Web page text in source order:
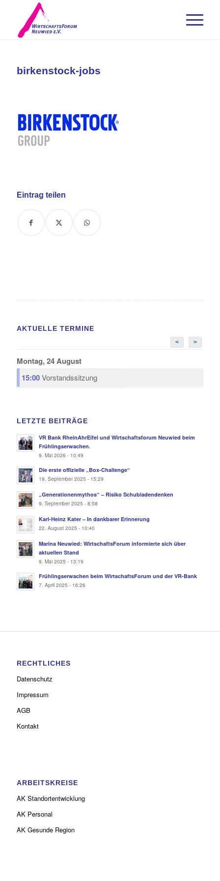
birkenstock-jobs
Eintrag teilen
AKTUELLE TERMINE
< >
Montag, 24 August
15:00Vorstandssitzung
LETZTE BEITRÄGE
VR Bank RheinAhrEifel und Wirtschaftsforum Neuwied beim
Frühlingserwachen.
9. Mai 2026 - 10:49
Die erste offizielle „Box-Challenge“
19. September 2025 - 15:29
„Generationenmythos“ – Risiko Schubladendenken
9. September 2025 - 8:58
Karl-Heinz Kater – In dankbarer Erinnerung
22. August 2025 - 10:40
Marina Neuwied: WirtschaftsForum informierte sich über
aktuellen Stand
9. Mai 2025 - 13:19
Frühlingserwachen beim WirtschaftsForum und der VR-Bank
7. April 2025 - 16:26
RECHTLICHES
Datenschutz
Impressum
AGB
Kontakt
ARBEITSKREISE
AK Standortentwicklung
AK Personal
AK Gesunde Region